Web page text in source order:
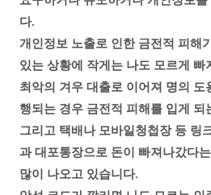
다.
개인정보 노출로 인한 금전적 피해
있는 상황에 작게는 나도 모르게 빠
최악의 겨우 대출로 이어져 명의 도
행되는 경우 금전적 피해를 입게 되
그리고 택배나 모바일청첩장 등 링
과 대포통장으로 돈이 빠져나갔다
많이 나오고 있습니다.